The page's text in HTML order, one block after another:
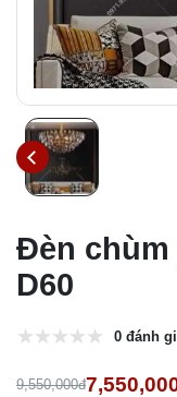
Đèn chùm
D60
0 đánh
9,550,000đ